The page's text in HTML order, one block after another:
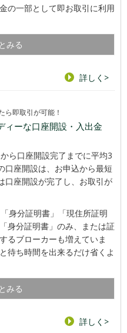
の一部として即お取引に利用
みる
詳しく>
ら即取引が可能！
ィーな口座開設・入出金
ら口座開設完了までに平均3
口座開設は、お申込から最短
口座開設が完了し、お取引が
身分証明書」「現住所証明
身分証明書」のみ、または証
るブローカーも増えていま
待ち時間を出来るだけ省くよ
みる
詳しく>